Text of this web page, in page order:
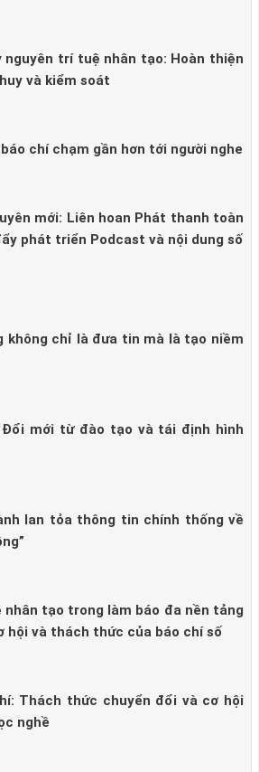
nguyên trí tuệ nhân tạo: Hoàn thiện
và kiểm soát
chí chạm gần hơn tới người nghe
mới: Liên hoan Phát thanh toàn
phát triển Podcast và nội dung số
không chỉ là đưa tin mà là tạo niềm
Đổi mới từ đào tạo và tái định hình
lan tỏa thông tin chính thống về
nhân tạo trong làm báo đa nền tảng
hội và thách thức của báo chí số
Thách thức chuyển đổi và cơ hội
nghề